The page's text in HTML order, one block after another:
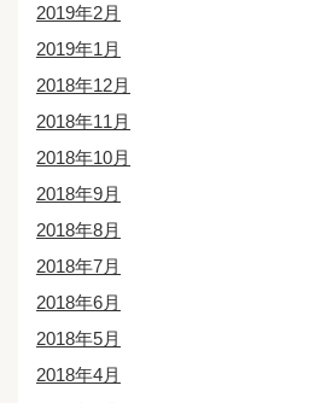
2019年2月
2019年1月
2018年12月
2018年11月
2018年10月
2018年9月
2018年8月
2018年7月
2018年6月
2018年5月
2018年4月